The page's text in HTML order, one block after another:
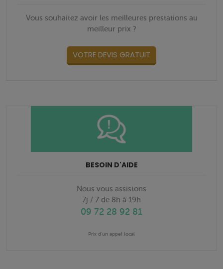
Vous souhaitez avoir les meilleures prestations au
meilleur prix ?
VOTRE DEVIS GRATUIT
BESOIN D'AIDE
Nous vous assistons
7j / 7 de 8h à 19h
09 72 28 92 81
Prix d'un appel local